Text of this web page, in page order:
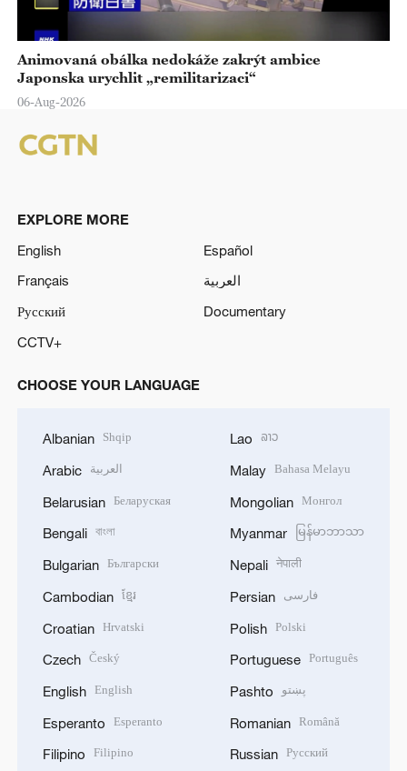
Animovaná obálka nedokáže zakrýt ambice
Japonska urychlit „remilitarizaci“
06-Aug-2026
EXPLORE MORE
English
Español
Français
العربية
Русский
Documentary
CCTV+
CHOOSE YOUR LANGUAGE
Albanian Shqip
Arabic العربية
Belarusian Беларуская
Bengali বাংলা
Bulgarian Български
Cambodian ខ្មែរ
Croatian Hrvatski
Czech Český
English English
Esperanto Esperanto
Filipino Filipino
Lao ລາວ
Malay Bahasa Melayu
Mongolian Монгол
Myanmar မြန်မာဘာသာ
Nepali नेपाली
Persian فارسی
Polish Polski
Portuguese Português
Pashto پښتو
Romanian Română
Russian Русский